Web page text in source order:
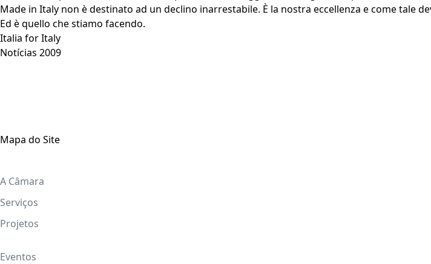
Made in Italy non è destinato ad un declino inarrestabile. È la nostra eccellenza e come tale
Ed è quello che stiamo facendo.
Italia for Italy
Notícias 2009
Mapa do Site
A Câmara
Serviços
Projetos
Eventos